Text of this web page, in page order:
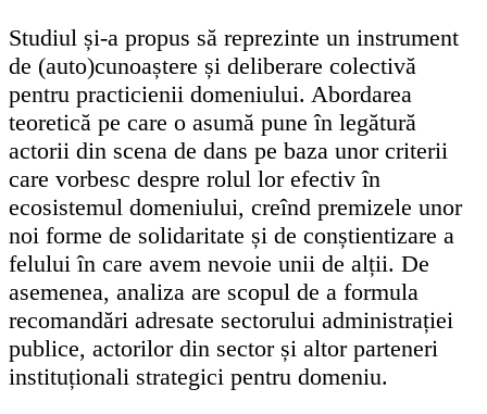
Studiul și-a propus să reprezinte un instrument
de (auto)cunoaștere și deliberare colectivă
pentru practicienii domeniului. Abordarea
teoretică pe care o asumă pune în legătură
actorii din scena de dans pe baza unor criterii
care vorbesc despre rolul lor efectiv în
ecosistemul domeniului, creînd premizele unor
noi forme de solidaritate și de conștientizare a
felului în care avem nevoie unii de alții. De
asemenea, analiza are scopul de a formula
recomandări adresate sectorului administrației
publice, actorilor din sector și altor parteneri
instituționali strategici pentru domeniu.